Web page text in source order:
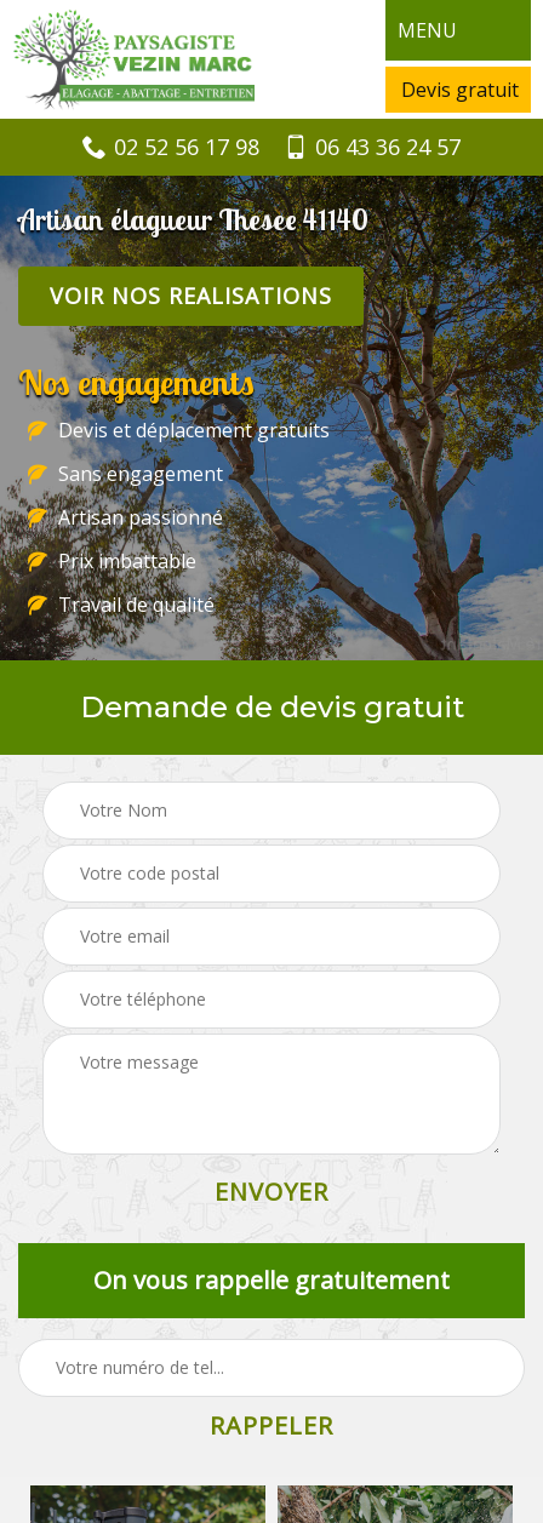
MENU
Devis gratuit
02 52 56 17 98 06 43 36 24 57
Artisan élagueur Thesee 41140
VOIR NOS REALISATIONS
Nos engagements
Devis et déplacement gratuits
Sans engagement
Artisan passionné
Prix imbattable
Travail de qualité
Demande de devis gratuit
On vous rappelle gratuitement